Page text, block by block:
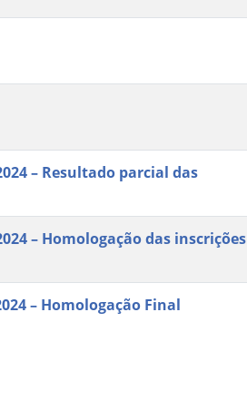
– Resultado parcial das
– Homologação das inscrições
– Homologação Final